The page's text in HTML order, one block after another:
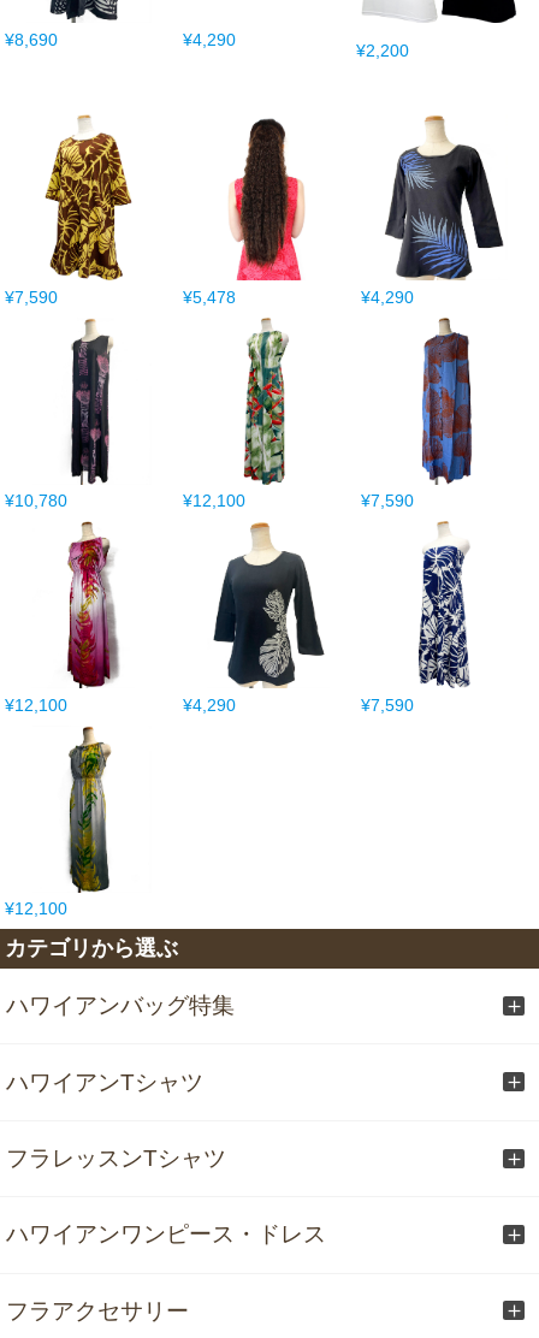
¥8,690 ¥4,290
¥2,200
¥7,590 ¥5,478 ¥4,290
¥10,780 ¥12,100 ¥7,590
¥12,100 ¥4,290 ¥7,590
¥12,100
カテゴリから選ぶ
ハワイアンバッグ特集
ハワイアンTシャツ
フラレッスンTシャツ
ハワイアンワンピース・ドレス
フラアクセサリー